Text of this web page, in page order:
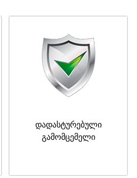
დადასტურებული
გამომცემელი